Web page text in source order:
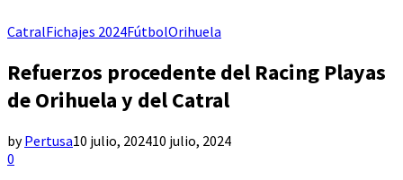
CatralFichajes 2024FútbolOrihuela
Refuerzos procedente del Racing Playas
de Orihuela y del Catral
byPertusa10 julio, 202410 julio, 2024
0